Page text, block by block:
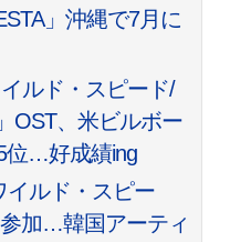
」沖縄で7月に
イルド・スピード/
OST、米ビルボー
位…好成績ing
イルド・スピー
加…韓国アーティ